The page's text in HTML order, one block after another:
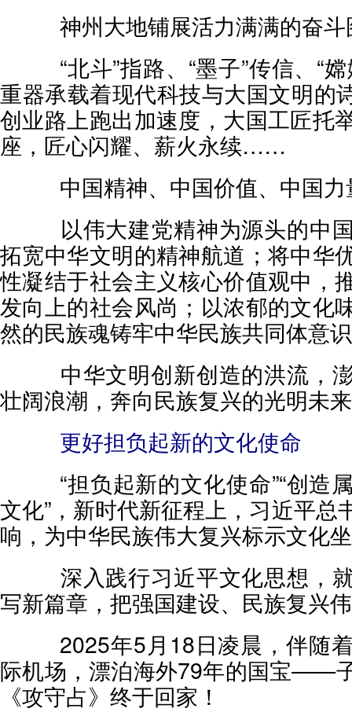
神州大地铺展活力满满的奋
“北斗”指路、“墨子”传信、“
重器承载着现代科技与大国文明的
创业路上跑出加速度，大国工匠托
座，匠心闪耀、薪火永续……
中国精神、中国价值、中国
以伟大建党精神为源头的中
拓宽中华文明的精神航道；将中华
性凝结于社会主义核心价值观中，
发向上的社会风尚；以浓郁的文化
然的民族魂铸牢中华民族共同体
中华文明创新创造的洪流，
壮阔浪潮，奔向民族复兴的光明未
更好担负起新的文化使命
“担负起新的文化使命”“创造
文化”，新时代新征程上，习近平总
响，为中华民族伟大复兴标示文化
深入践行习近平文化思想，
写新篇章，把强国建设、民族复兴
2025年5月18日凌晨，伴随
际机场，漂泊海外79年的国宝——
《攻守占》终于回家！